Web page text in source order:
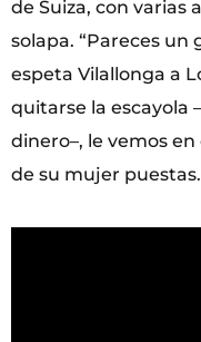
de Suiza, con varias
solapa. “Pareces un
espeta Vilallonga a
quitarse la escayola
dinero–, le vemos
de su mujer puestas.